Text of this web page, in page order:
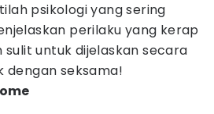
psikologi yang sering
perilaku yang kerap
sulit untuk dijelaskan secara
dengan seksama!